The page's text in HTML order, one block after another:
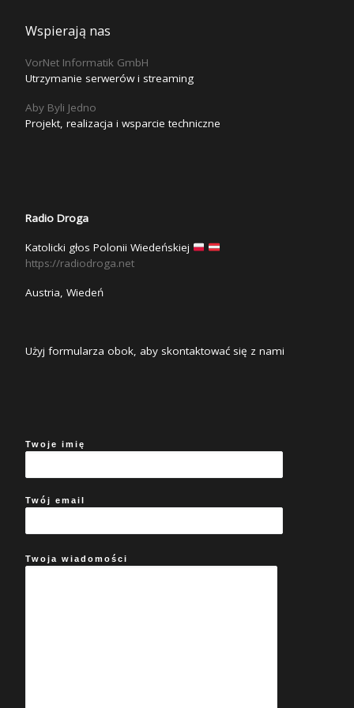
Wspierają nas
VorNet Informatik GmbH
Utrzymanie serwerów i streaming
Aby Byli Jedno
Projekt, realizacja i wsparcie techniczne
Radio Droga
Katolicki głos Polonii Wiedeńskiej
https://radiodroga.net
Austria, Wiedeń
Użyj formularza obok, aby skontaktować się z nami
Twoje imię
Twój email
Twoja wiadomości